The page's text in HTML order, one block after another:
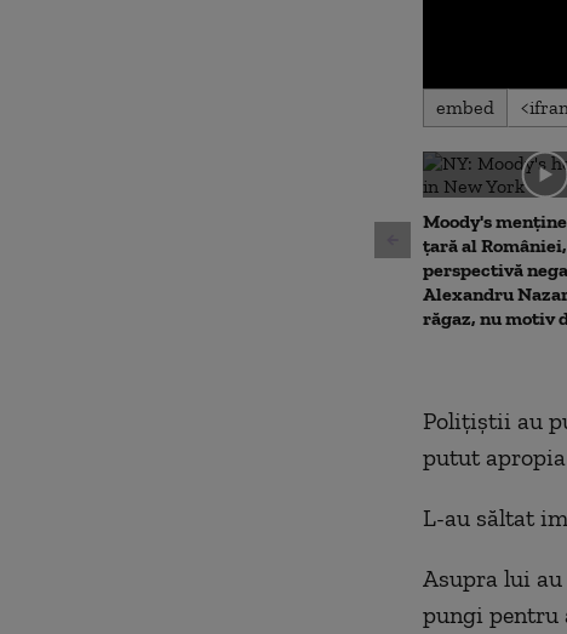
0
seconds
0
secondsVolume
90%
embed
Moody's
țară al
perspectivă
Alexandru
răgaz, nu motiv
Polițiștii au
putut
L-au săltat
Asupra lui
pungi pentru